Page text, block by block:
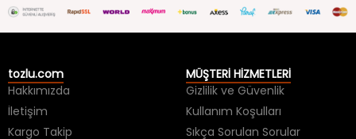
Hakkımızda
İletişim
Kargo Takip
Gizlilik ve Güvenlik
Kullanım Koşulları
Sıkça Sorulan Sorular
Kargo ve Teslimat